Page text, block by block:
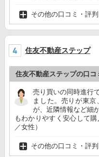
その他の口コミ・評判
住友不動産ステップ
住友不動産ステップの口コ
売り買いの同時進行
ました。売りが東
が、近隣情報など細
もわかりやすく安心して
／女性）
その他の口コミ・評判